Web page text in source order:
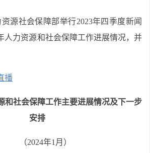
源社会保障部举行2023年四季度新闻
人力资源和社会保障工作进展情况，并
播
和社会保障工作主要进展情况及下一步
安排
（2024年1月）